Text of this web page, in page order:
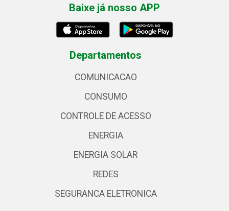
Baixe já nosso APP
Departamentos
COMUNICACAO
CONSUMO
CONTROLE DE ACESSO
ENERGIA
ENERGIA SOLAR
REDES
SEGURANCA ELETRONICA